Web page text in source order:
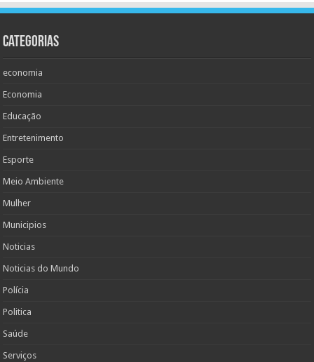
Categorias
economia
Economia
Educação
Entretenimento
Esporte
Meio Ambiente
Mulher
Municipios
Noticias
Noticias do Mundo
Polícia
Politica
Saúde
Serviços